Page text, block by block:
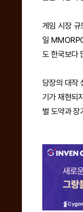
게임 시장
일
도 한국보다
당장의 대작
기가 재현되
벌 도약과 장